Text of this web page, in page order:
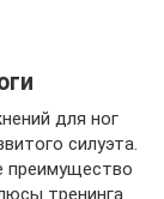
для ног
силуэта.
преимущество
тренинга